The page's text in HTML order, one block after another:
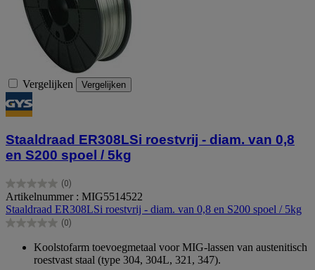
Vergelijken Vergelijken
Staaldraad ER308LSi roestvrij - diam. van 0,8
en S200 spoel / 5kg
(0)
0.0
van
de
5
Artikelnummer : MIG5514522
Staaldraad ER308LSi roestvrij - diam. van 0,8 en S200 spoel / 5kg
(0)
0.0
Koolstofarm toevoegmetaal voor MIG-lassen van austenitisch
roestvast staal (type 304, 304L, 321, 347).